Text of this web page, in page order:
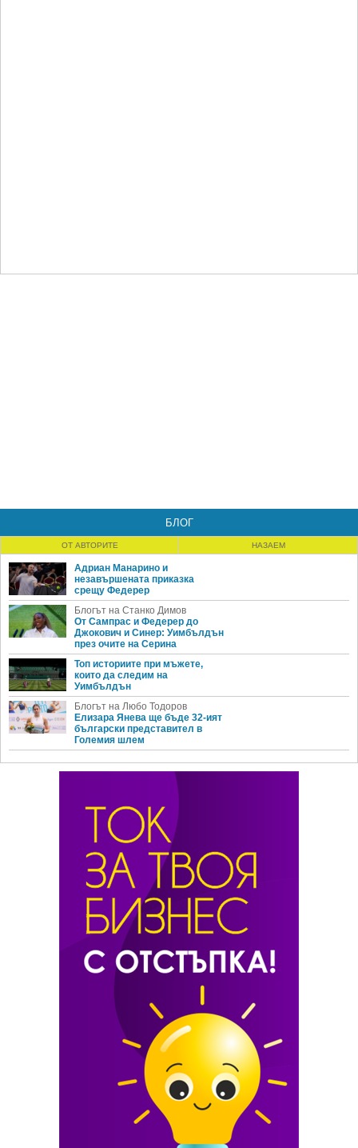
БЛОГ
ОТ АВТОРИТЕ НАЗАЕМ
Адриан Манарино и
незавършената приказка
срещу Федерер
Блогът на Станко Димов
От Сампрас и Федерер до
Джокович и Синер: Уимбълдън
през очите на Серина
Топ историите при мъжете,
които да следим на
Уимбълдън
Блогът на Любо Тодоров
Елизара Янева ще бъде 32-ият
български представител в
Големия шлем